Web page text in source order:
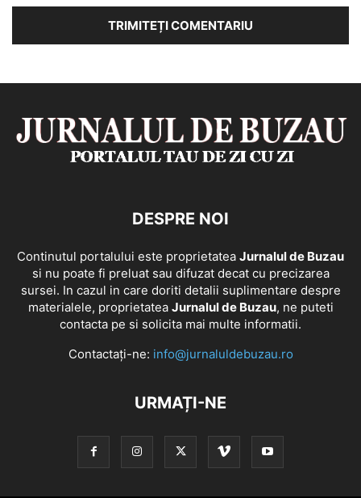
DESPRE NOI
Continutul portalului este proprietatea Jurnalul de Buzau
si nu poate fi preluat sau difuzat decat cu precizarea
sursei. In cazul in care doriti detalii suplimentare despre
materialele, proprietatea Jurnalul de Buzau, ne puteti
contacta pe si solicita mai multe informatii.
Contactați-ne: info@jurnaluldebuzau.ro
URMAȚI-NE